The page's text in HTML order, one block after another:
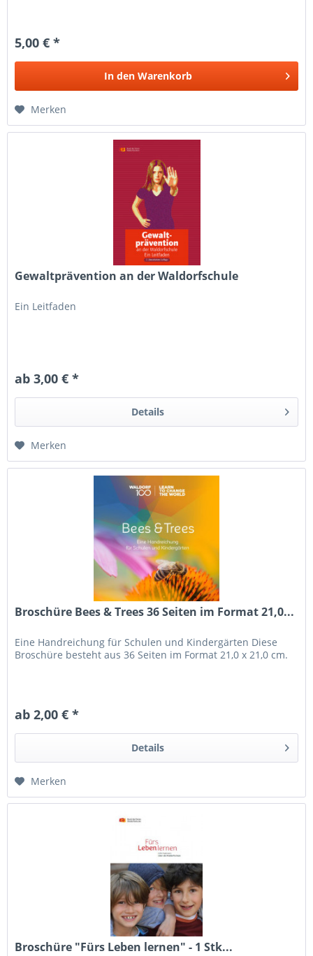
5,00 € *
In den Warenkorb
Merken
Gewaltprävention an der Waldorfschule
Ein Leitfaden
ab 3,00 € *
Details
Merken
Broschüre Bees & Trees 36 Seiten im Format 21,0...
Eine Handreichung für Schulen und Kindergärten Diese
Broschüre besteht aus 36 Seiten im Format 21,0 x 21,0 cm.
ab 2,00 € *
Details
Merken
Broschüre "Fürs Leben lernen" - 1 Stk...